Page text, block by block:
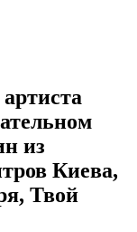
из
Киева,
Твой